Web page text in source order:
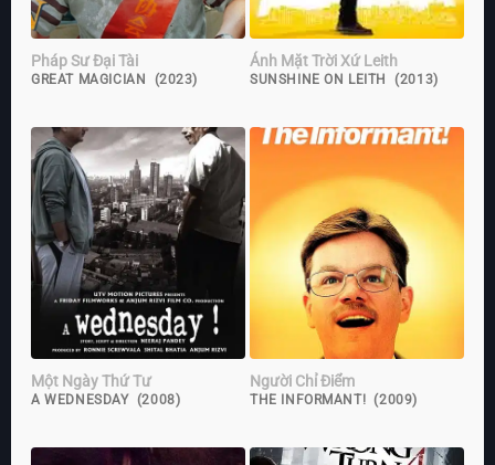
Pháp Sư Đại Tài
GREAT MAGICIAN (2023)
Ánh Mặt Trời Xứ Leith
SUNSHINE ON LEITH (2013)
Một Ngày Thứ Tư
A WEDNESDAY (2008)
Người Chỉ Điểm
THE INFORMANT! (2009)